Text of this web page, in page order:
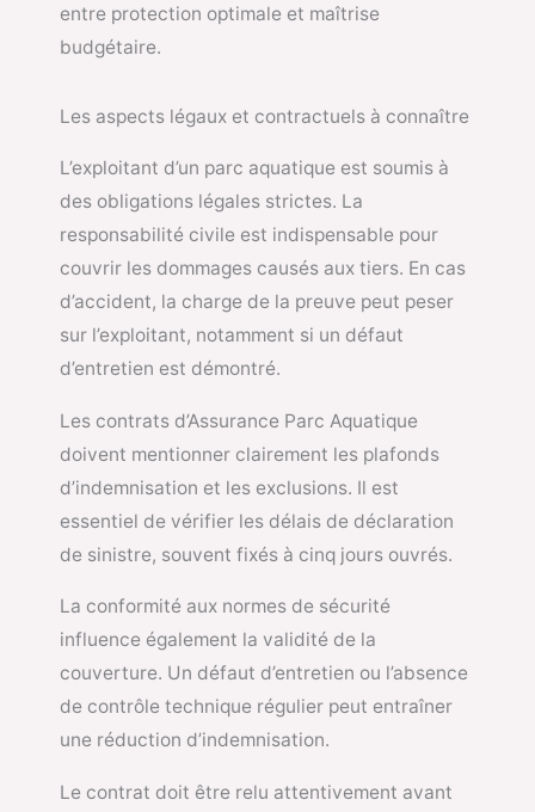
entre protection optimale et maîtrise
budgétaire.
Les aspects légaux et contractuels à connaître
L’exploitant d’un parc aquatique est soumis à
des obligations légales strictes. La
responsabilité civile est indispensable pour
couvrir les dommages causés aux tiers. En cas
d’accident, la charge de la preuve peut peser
sur l’exploitant, notamment si un défaut
d’entretien est démontré.
Les contrats d’Assurance Parc Aquatique
doivent mentionner clairement les plafonds
d’indemnisation et les exclusions. Il est
essentiel de vérifier les délais de déclaration
de sinistre, souvent fixés à cinq jours ouvrés.
La conformité aux normes de sécurité
influence également la validité de la
couverture. Un défaut d’entretien ou l’absence
de contrôle technique régulier peut entraîner
une réduction d’indemnisation.
Le contrat doit être relu attentivement avant